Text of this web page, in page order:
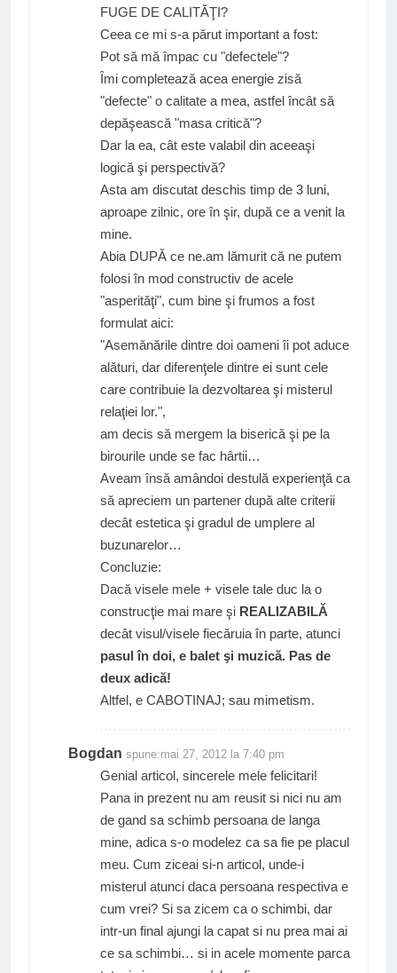
FUGE DE CALITĂŢI?
Ceea ce mi s-a părut important a fost:
Pot să mă împac cu "defectele"?
Îmi completează acea energie zisă
"defecte" o calitate a mea, astfel încât să
depăşească "masa critică"?
Dar la ea, cât este valabil din aceeaşi
logică şi perspectivă?
Asta am discutat deschis timp de 3 luni,
aproape zilnic, ore în şir, după ce a venit la
mine.
Abia DUPĂ ce ne.am lămurit că ne putem
folosi în mod constructiv de acele
"asperităţi", cum bine şi frumos a fost
formulat aici:
"Asemănările dintre doi oameni îi pot aduce
alături, dar diferenţele dintre ei sunt cele
care contribuie la dezvoltarea şi misterul
relaţiei lor.",
am decis să mergem la biserică şi pe la
birourile unde se fac hârtii…
Aveam însă amândoi destulă experienţă ca
să apreciem un partener după alte criterii
decât estetica şi gradul de umplere al
buzunarelor…
Concluzie:
Dacă visele mele + visele tale duc la o
construcţie mai mare şi REALIZABILĂ
decât visul/visele fiecăruia în parte, atunci
pasul în doi, e balet şi muzică. Pas de
deux adică!
Altfel, e CABOTINAJ; sau mimetism.
Bogdan spune:mai 27, 2012 la 7:40 pm
Genial articol, sincerele mele felicitari!
Pana in prezent nu am reusit si nici nu am
de gand sa schimb persoana de langa
mine, adica s-o modelez ca sa fie pe placul
meu. Cum ziceai si-n articol, unde-i
misterul atunci daca persoana respectiva e
cum vrei? Si sa zicem ca o schimbi, dar
intr-un final ajungi la capat si nu prea mai ai
ce sa schimbi… si in acele momente parca